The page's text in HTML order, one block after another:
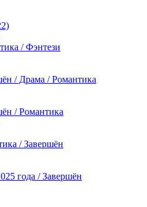
/ Фэнтези
/ Драма / Романтика
/ Романтика
/ Завершён
года / Завершён